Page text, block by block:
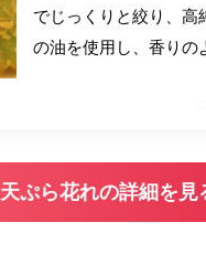
でじっくりと絞り、高
の油を使用し、香りの
はぜひ食べて頂きたい
他にも季節のお野菜
刺身などの一品料理を
天ぷら花れの詳細を見